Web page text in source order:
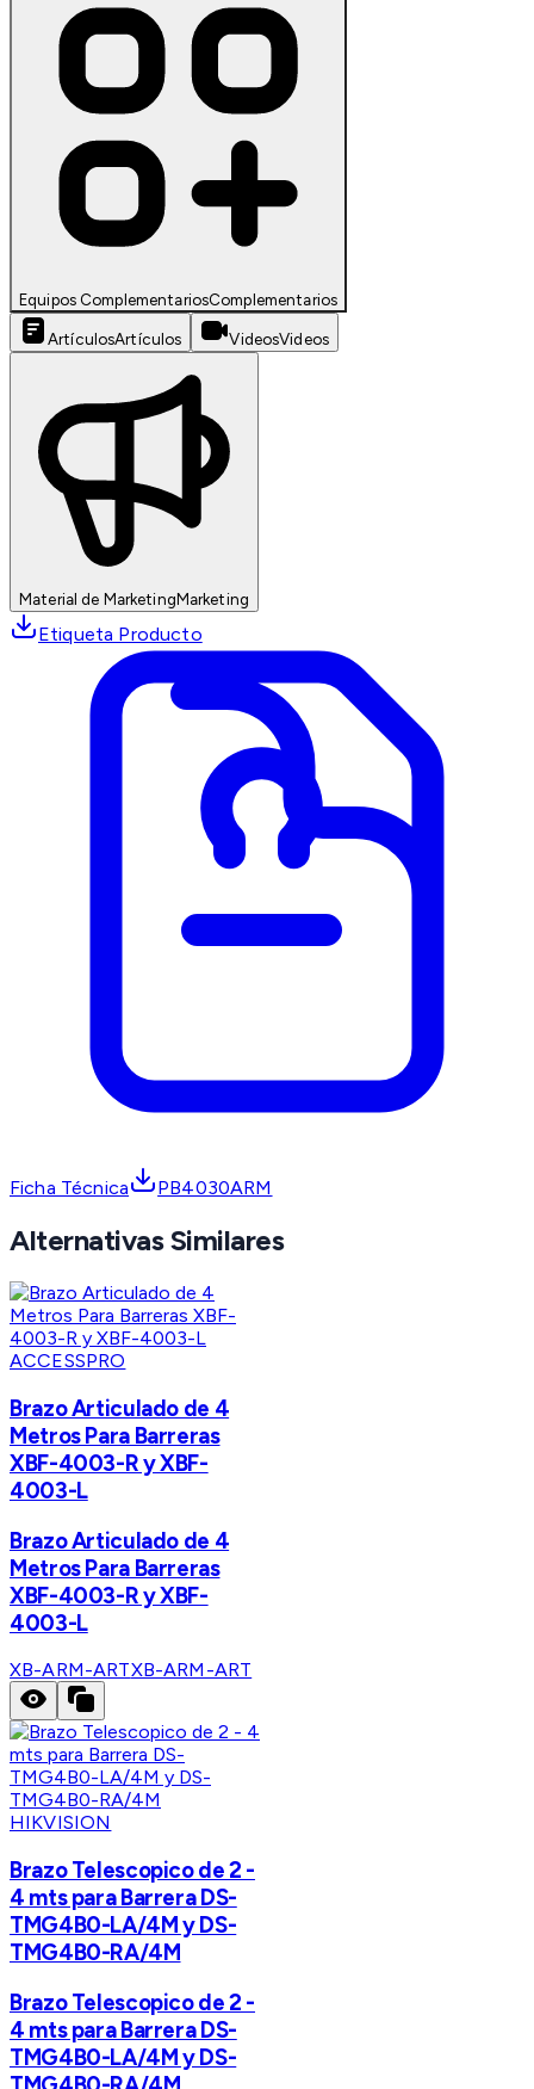
Equipos ComplementariosComplementarios
ArtículosArtículos VideosVideos
Material de MarketingMarketing
Etiqueta Producto
Ficha Técnica PB4030ARM
Alternativas Similares
ACCESSPRO
Brazo Articulado de 4
Metros Para Barreras
XBF-4003-R y XBF-
4003-L
Brazo Articulado de 4
Metros Para Barreras
XBF-4003-R y XBF-
4003-L
XB-ARM-ARTXB-ARM-ART
HIKVISION
Brazo Telescopico de 2 -
4 mts para Barrera DS-
TMG4B0-LA/4M y DS-
TMG4B0-RA/4M
Brazo Telescopico de 2 -
4 mts para Barrera DS-
TMG4B0-LA/4M y DS-